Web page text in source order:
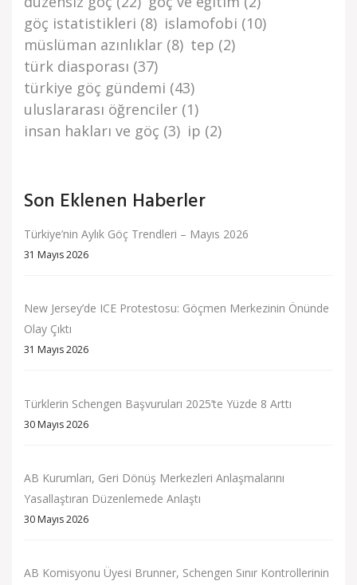
göç i̇stati̇sti̇kleri̇ (8) islamofobi (10)
müslüman azınlıklar (8) tep (2)
türk di̇asporasi (37)
türki̇ye göç gündemi̇ (43)
uluslararası öğrenciler (1)
i̇nsan haklari ve göç (3) i̇p (2)
Son Eklenen Haberler
Türkiye’nin Aylık Göç Trendleri – Mayıs 2026
31 Mayıs 2026
New Jersey’de ICE Protestosu: Göçmen Merkezinin Önünde
Olay Çıktı
31 Mayıs 2026
Türklerin Schengen Başvuruları 2025’te Yüzde 8 Arttı
30 Mayıs 2026
AB Kurumları, Geri Dönüş Merkezleri Anlaşmalarını
Yasallaştıran Düzenlemede Anlaştı
30 Mayıs 2026
AB Komisyonu Üyesi Brunner, Schengen Sınır Kontrollerinin